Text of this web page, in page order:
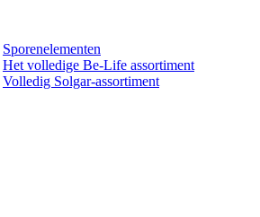
Sporenelementen
Het volledige Be-Life assortiment
Volledig Solgar-assortiment